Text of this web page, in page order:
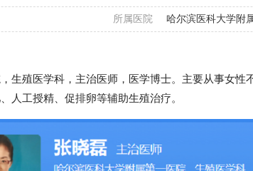
所属医院 哈尔滨医科大学附
殖医学科，主治医师，医学博士。主要从事女性
人工授精、促排卵等辅助生殖治疗。